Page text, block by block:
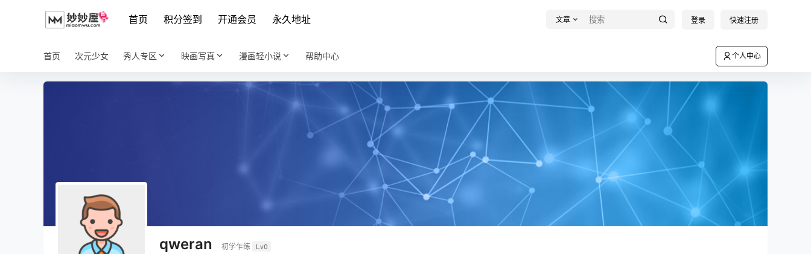
首页 积分签到 开通会员 永久地址 文章 登录 快速注册
首页 次元少女 秀人专区 映画写真 漫画轻小说 帮助中心 个人中心
qweran 初学乍练 Lv0